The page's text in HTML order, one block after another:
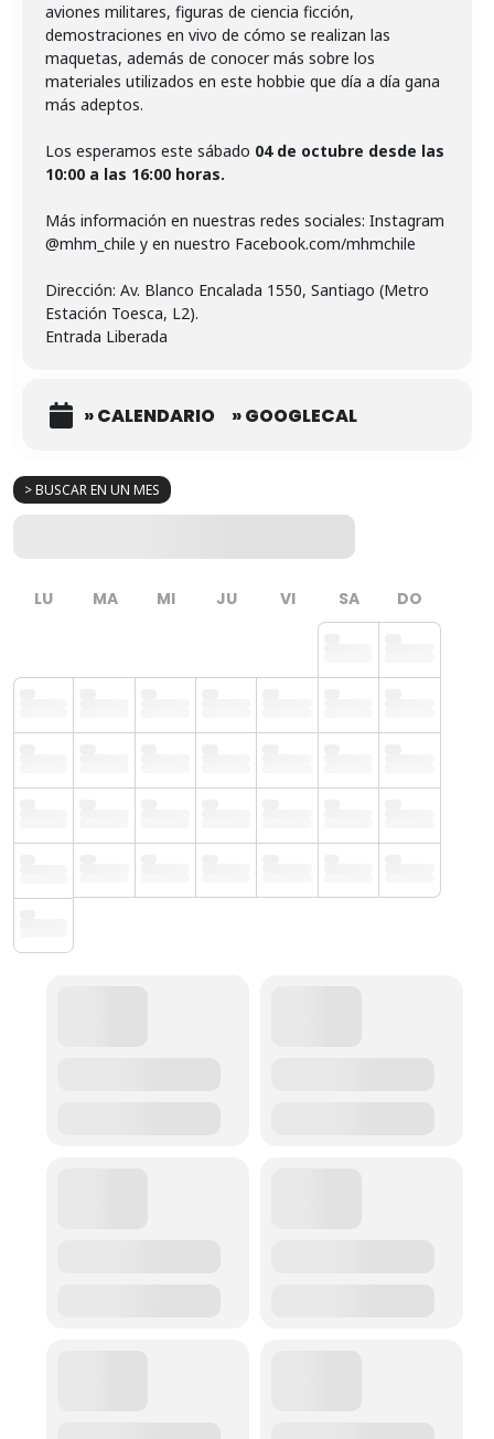
> BUSCAR EN UN MES
LU MA MI JU VI SA DO
aviones militares, figuras de ciencia ficción,
demostraciones en vivo de cómo se realizan las
maquetas, además de conocer más sobre los
materiales utilizados en este hobbie que día a día gana
más adeptos.
Los esperamos este sábado 04 de octubre desde las
10:00 a las 16:00 horas.
Más información en nuestras redes sociales: Instagram
@mhm_chile y en nuestro Facebook.com/mhmchile
Dirección: Av. Blanco Encalada 1550, Santiago (Metro
Estación Toesca, L2).
Entrada Liberada
» CALENDARIO » GOOGLECAL